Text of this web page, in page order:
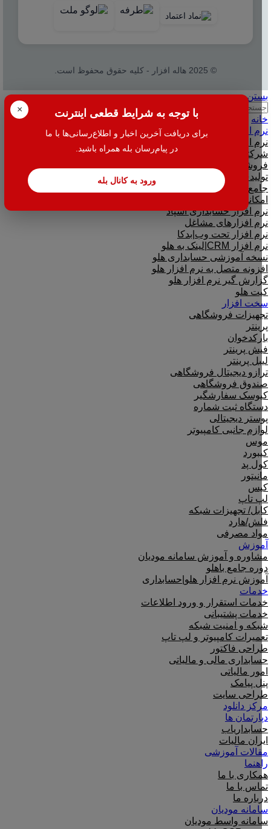
× با توجه به شرایط قطعی اینترنت
برای دریافت آخرین اخبار و اطلاع‌رسانی‌ها با ما
در پیام‌رسان بله همراه باشید.
ورود به کانال بله
© 2025 هاله افزار - کلیه حقوق محفوظ است.
بستن
جستجو
خانه
نرم افزار
نرم افزار حسابداری هلو
شرکتی
فروشگاهی
تولیدی
جامع و صنعتی
امکانات افزودنی ( کیت های عمومی )
نرم افزار حسابداری اسپاد
نرم افزارهای مشاغل
نرم افزار تحت وب|بدکا
نرم افزار CRM|لینک به هلو
نسخه آموزشی حسابداری هلو
افزونه متصل به نرم افزار هلو
گزارش گیر نرم افزار هلو
کیت هلو
سخت افزار
تجهیزات فروشگاهی
پرینتر
بارکدخوان
فیش پرینتر
لیبل پرینتر
ترازو دیجیتال فروشگاهی
صندوق فروشگاهی
کیوسک سفارشگیر
دستگاه ثبت شماره
پوستر دیجیتالی
لوازم جانبی کامپیوتر
موس
کیبورد
کول پد
مانیتور
کیس
لپ تاپ
کابل/ تجهیزات شبکه
فلش/هارد
مواد مصرفی
آموزش
مشاوره و آموزش سامانه مودیان
دوره جامع باهلو
آموزش نرم افزار هلو|حسابداری
خدمات
خدمات استقرار و ورود اطلاعات
خدمات پشتیبانی
شبکه و امنیت شبکه
تعمیرات کامپیوتر و لپ تاپ
طراحی فاکتور
حسابداری مالی و مالیاتی
امور مالیاتی
پنل پیامک
طراحی سایت
مرکز دانلود
دپارتمان ها
حسابداریاب
ایران مالیات
مقالات آموزشی
راهنما
همکاری با ما
تماس با ما
درباره ما
سامانه مودیان
سامانه واسط مودیان